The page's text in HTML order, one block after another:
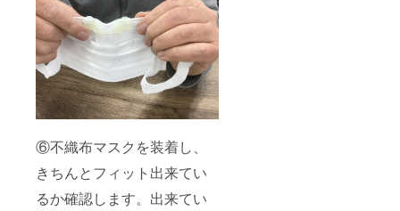
⑥不織布マスクを装着し、
きちんとフィット出来てい
るか確認します。出来てい